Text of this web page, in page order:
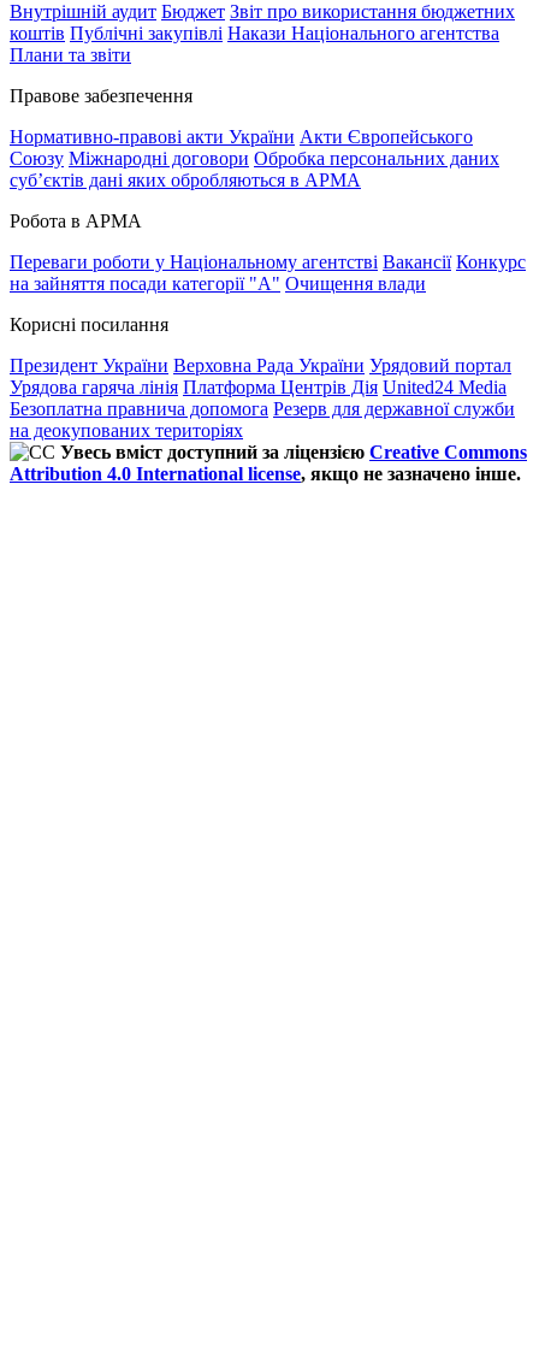
Внутрішній аудит Бюджет Звіт про використання бюджетних
коштів Публічні закупівлі Накази Національного агентства
Плани та звіти
Правове забезпечення
Нормативно-правові акти України Акти Європейського
Союзу Міжнародні договори Обробка персональних даних
субʼєктів дані яких обробляються в АРМА
Робота в АРМА
Переваги роботи у Національному агентстві Вакансії Конкурс
на зайняття посади категорії "А" Очищення влади
Корисні посилання
Президент України Верховна Рада України Урядовий портал
Урядова гаряча лінія Платформа Центрів Дія United24 Media
Безоплатна правнича допомога Резерв для державної служби
на деокупованих територіях
Увесь вміст доступний за ліцензією Creative Commons
Attribution 4.0 International license, якщо не зазначено інше.